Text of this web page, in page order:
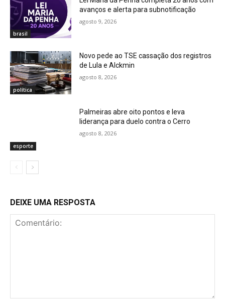
brasil
avanços e alerta para subnotificação
agosto 9, 2026
política
Novo pede ao TSE cassação dos registros
de Lula e Alckmin
agosto 8, 2026
esporte
Palmeiras abre oito pontos e leva
liderança para duelo contra o Cerro
agosto 8, 2026
DEIXE UMA RESPOSTA